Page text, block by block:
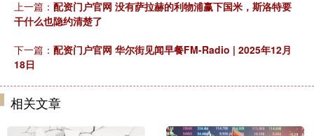
上一篇： 配资门户官网 没有萨拉赫的利物浦赢下国米，斯洛特要
干什么也隐约清楚了
下一篇： 配资门户官网 华尔街见闻早餐FM-Radio | 2025年12月
18日
相关文章